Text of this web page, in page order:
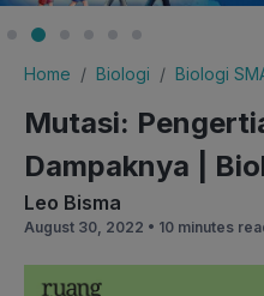
Home Biologi Biologi
Mutasi:
Dampaknya |
Leo Bisma
August 30, 2022 • 10 minutes